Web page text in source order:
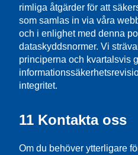
rimliga åtgärder för att
som samlas in via våra
och i enlighet med denna
dataskyddsnormer. Vi
principerna och kvartalsvis
integritet.
11 Kontakta oss
Om du behöver ytterligare